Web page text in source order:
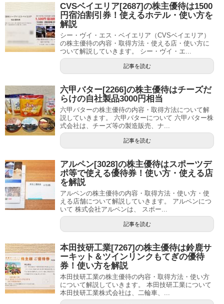
CVSベイエリア[2687]の株主優待は1500
円宿泊割引券！使えるホテル・使い方を
解説
シー・ヴイ・エス・ベイエリア（CVSベイエリア）
の株主優待の内容・取得方法・使える店・使い方に
ついて解説していきます。 シー・ヴイ・エ...
記事を読む
六甲バター[2266]の株主優待はチーズだ
らけの自社製品3000円相当
六甲バターの株主優待の内容・取得方法について解
説していきます。 六甲バターについて 六甲バター株
式会社は、チーズ等の製造販売、ナ...
記事を読む
アルペン[3028]の株主優待はスポーツデ
ポ等で使える優待券！使い方・使える店
を解説
アルペンの株主優待の内容・取得方法・使い方・使
える店舗について解説していきます。 アルペンにつ
いて 株式会社アルペンは、 スポー...
記事を読む
本田技研工業[7267]の株主優待は鈴鹿サ
ーキット＆ツインリンクもてぎの優待
券！使い方を解説
本田技研工業の株主優待の内容・取得方法・使い方
について解説していきます。 本田技研工業について
本田技研工業株式会社は、二輪車、...